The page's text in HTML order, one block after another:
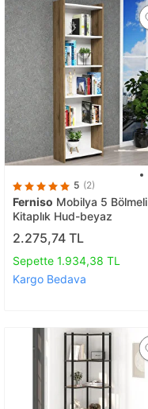
5 (2)
Ferniso Mobilya 5 Bölmeli
Kitaplık Hud-beyaz
2.275,74 TL
Sepette 1.934,38 TL
Kargo Bedava